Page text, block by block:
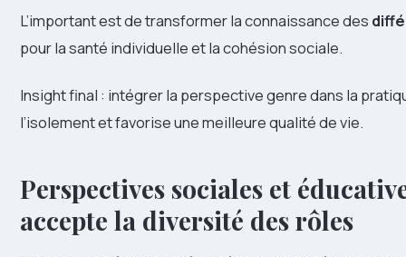
L’important est de transformer la connaissance des
pour la santé individuelle et la cohésion sociale.
Insight final : intégrer la perspective genre dans la
l’isolement et favorise une meilleure qualité de vie.
Perspectives sociales et
accepte la diversité des rôles